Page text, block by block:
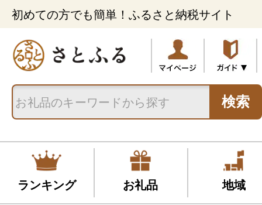
初めての方でも簡単！ふるさと納税サイト
検索
ランキング お礼品 地域